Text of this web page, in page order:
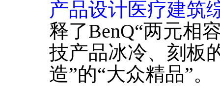
产品设计医疗建筑
释了BenQ“两元相
技产品冰冷、刻板
造”的“大众精品”。